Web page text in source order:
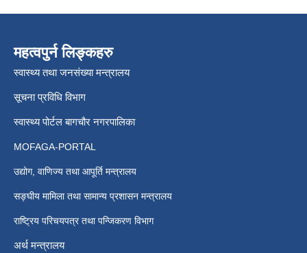
महत्वपुर्न लिङ्कहरु
स्वास्थ्य तथा जनसंख्या मन्त्रालय
सूचना प्रविधि विभाग
स्वास्थ्य पोर्टल बागचौर नगरपालिका
MOFAGA-PORTAL
उद्योग, वाणिज्य तथा आपूर्ति मन्त्रालय
सङ्घीय मामिला तथा सामान्य प्रशासन मन्त्रालय
राष्ट्रिय परिचयपत्र तथा पन्जिकरण विभाग
अर्थ मन्त्रालय